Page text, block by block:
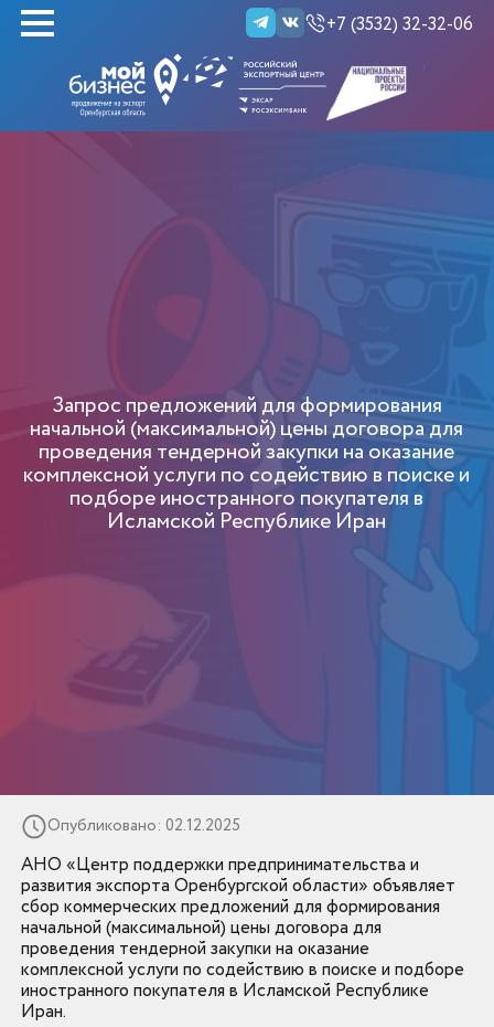
+7 (3532) 32-32-06
Запрос предложений для формирования
начальной (максимальной) цены договора для
проведения тендерной закупки на оказание
комплексной услуги по содействию в поиске и
подборе иностранного покупателя в
Исламской Республике Иран
Опубликовано: 02.12.2025
АНО «Центр поддержки предпринимательства и
развития экспорта Оренбургской области» объявляет
сбор коммерческих предложений для формирования
начальной (максимальной) цены договора для
проведения тендерной закупки на оказание
комплексной услуги по содействию в поиске и подборе
иностранного покупателя в Исламской Республике
Иран.